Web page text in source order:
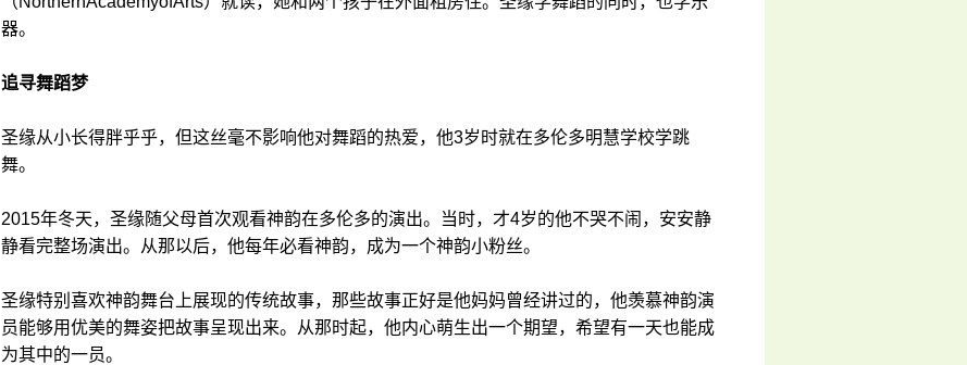
器。
追寻舞蹈梦
圣缘从小长得胖乎乎，但这丝毫不影响他对舞蹈的热爱，他3岁时就在多伦多明慧学校学跳
舞。
2015年冬天，圣缘随父母首次观看神韵在多伦多的演出。当时，才4岁的他不哭不闹，安安静
静看完整场演出。从那以后，他每年必看神韵，成为一个神韵小粉丝。
圣缘特别喜欢神韵舞台上展现的传统故事，那些故事正好是他妈妈曾经讲过的，他羡慕神韵演
员能够用优美的舞姿把故事呈现出来。从那时起，他内心萌生出一个期望，希望有一天也能成
为其中的一员。